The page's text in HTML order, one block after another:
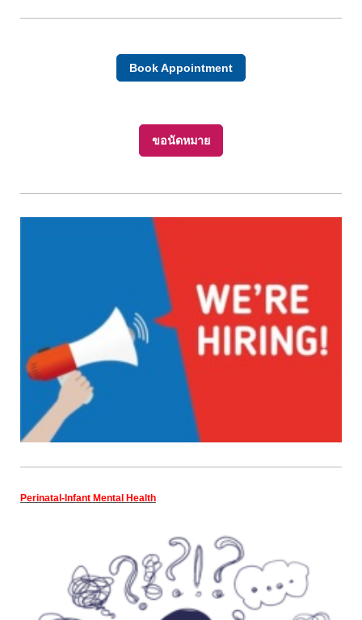
Book Appointment
ขอนัดหมาย
Perinatal-Infant Mental Health